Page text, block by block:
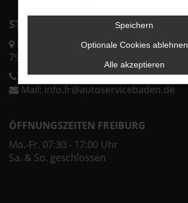
STANDORT FREIBURG
Lörracher Str. 43
79115 Freiburg
Telefon:0 76 11 37 32 25 0
Mail: info.fr@autoservicebaden.de
ÖFFNUNGSZEITEN FREIBURG
Mo.-Fr. 07:30 - 17:00 Uhr
Sa. & So. geschlossen
Speichern
Optionale Cookies ablehnen
Alle akzeptieren